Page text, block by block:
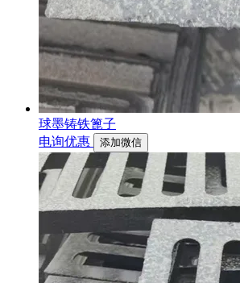
球墨铸铁篦子
电询优惠
添加微信